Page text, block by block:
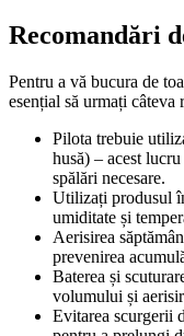
Recomandări
Pentru a vă bucura de
esențial să urmați
Pilota trebuie
husă) – acest
spălări necesare.
Utilizați produsul
umiditate și
Aerisirea
prevenirea
Baterea și
volumului și
Evitarea scurgerii